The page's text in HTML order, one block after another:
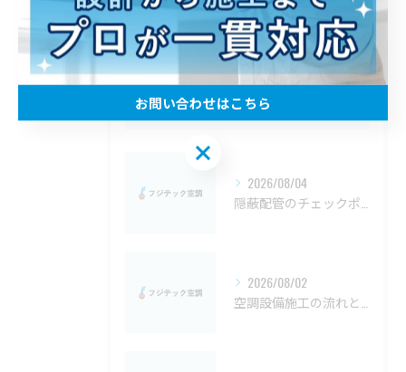
隠蔽配管
最近の投稿 RECENT POSTS
2026/08/04
2026/08/02
お問い合わせはこちら
お問い合わせはこちら